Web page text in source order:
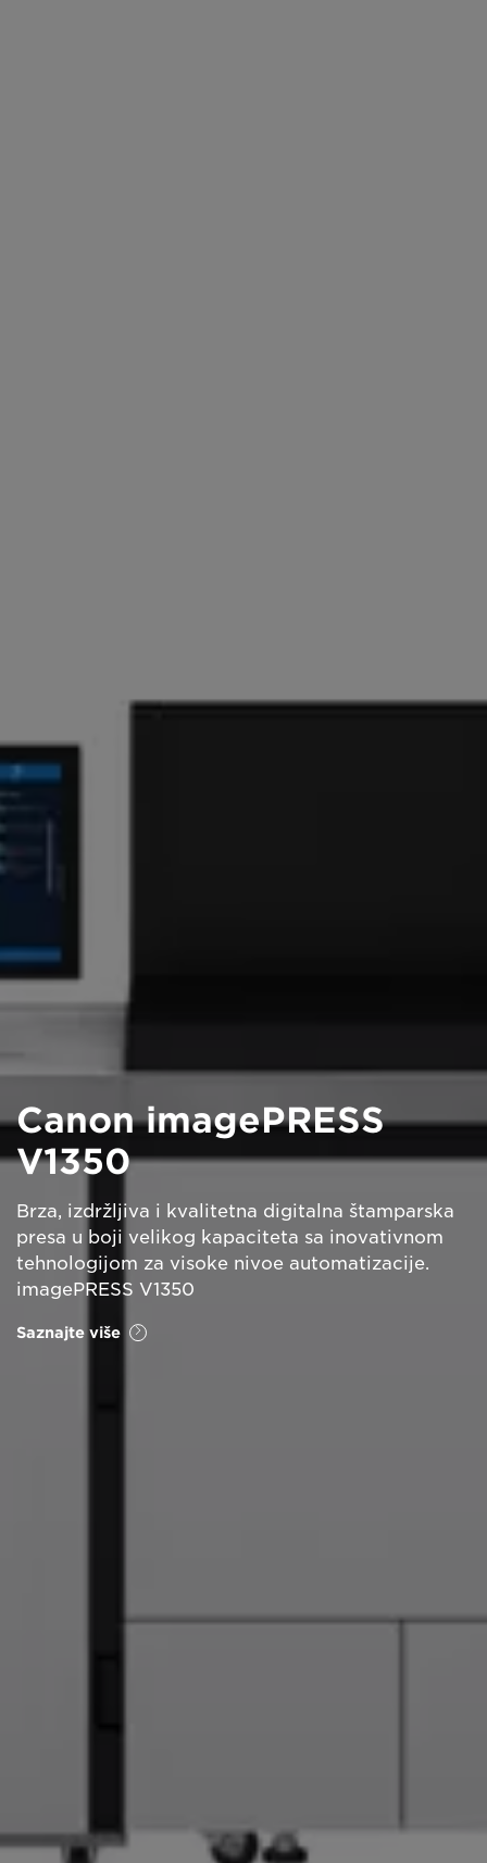
Canon imagePRESS
V1350
Brza, izdržljiva i kvalitetna digitalna štamparska
presa u boji velikog kapaciteta sa inovativnom
tehnologijom za visoke nivoe automatizacije.
imagePRESS V1350
Saznajte više